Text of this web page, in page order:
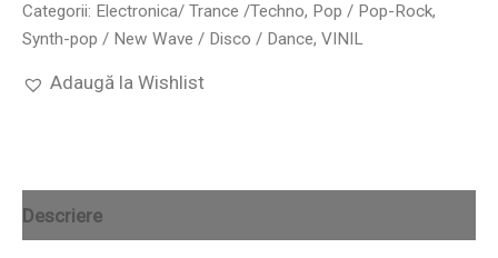
Categorii: Electronica/ Trance /Techno, Pop / Pop-Rock,
Synth-pop / New Wave / Disco / Dance, VINIL
Adaugă la Wishlist
Descriere